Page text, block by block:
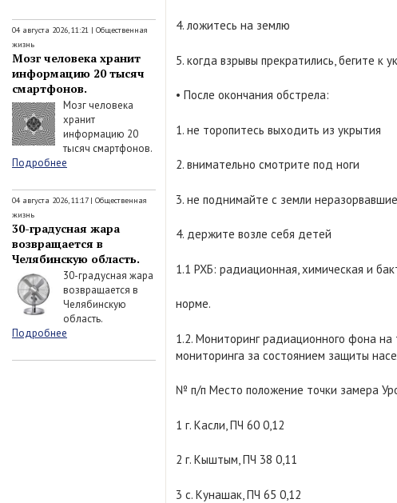
04 августа 2026, 11:21 | Общественная
жизнь
Мозг человека хранит
информацию 20 тысяч
смартфонов.
Мозг человека
хранит
информацию 20
тысяч смартфонов.
Подробнее
04 августа 2026, 11:17| Общественная
жизнь
30-градусная жара
возвращается в
Челябинскую область.
30-градусная жара
возвращается в
Челябинскую
область.
Подробнее
4. ложитесь на землю
5. когда взрывы прекратились, бегите к
• После окончания обстрела:
1. не торопитесь выходить из укрытия
2. внимательно смотрите под ноги
3. не поднимайте с земли
4. держите возле себя детей
1.1 РХБ: радиационная, химическая и
норме.
1.2. Мониторинг радиационного фона на
мониторинга за состоянием защиты
№ п/п Место положение точки замера
1 г. Касли, ПЧ 60 0,12
2 г. Кыштым, ПЧ 38 0,11
3 с. Кунашак, ПЧ 65 0,12